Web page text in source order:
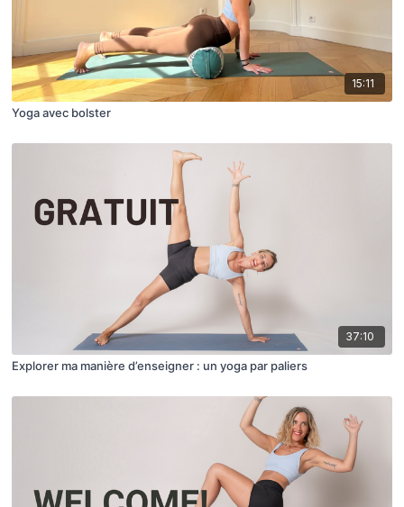
15:11
Yoga avec bolster
37:10
Explorer ma manière d’enseigner : un yoga par paliers